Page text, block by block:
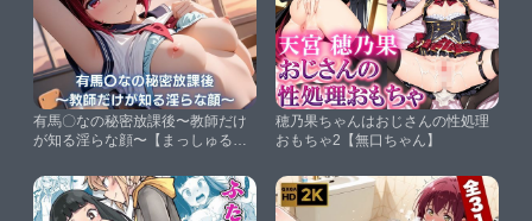
有馬〇なの秘密放課後〜教師だけ
が知る淫らな顔〜【まっしゅるー
穂乃果ちゃんはおじさんの性処理
おもちゃ2【無口ちゃん】